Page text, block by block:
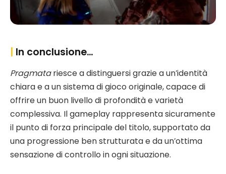
| In conclusione…
Pragmatariesce a distinguersi grazie a un’identità
chiara e a un sistema di gioco originale, capace di
offrire un buon livello di profondità e varietà
complessiva. Il gameplay rappresenta sicuramente
il punto di forza principale del titolo, supportato da
una progressione ben strutturata e da un’ottima
sensazione di controllo in ogni situazione.